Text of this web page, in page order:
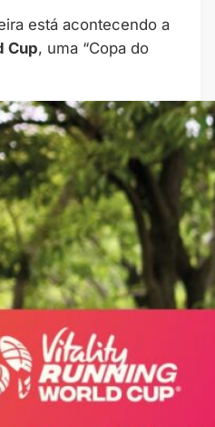
está acontecendo a
Cup, uma “Copa do